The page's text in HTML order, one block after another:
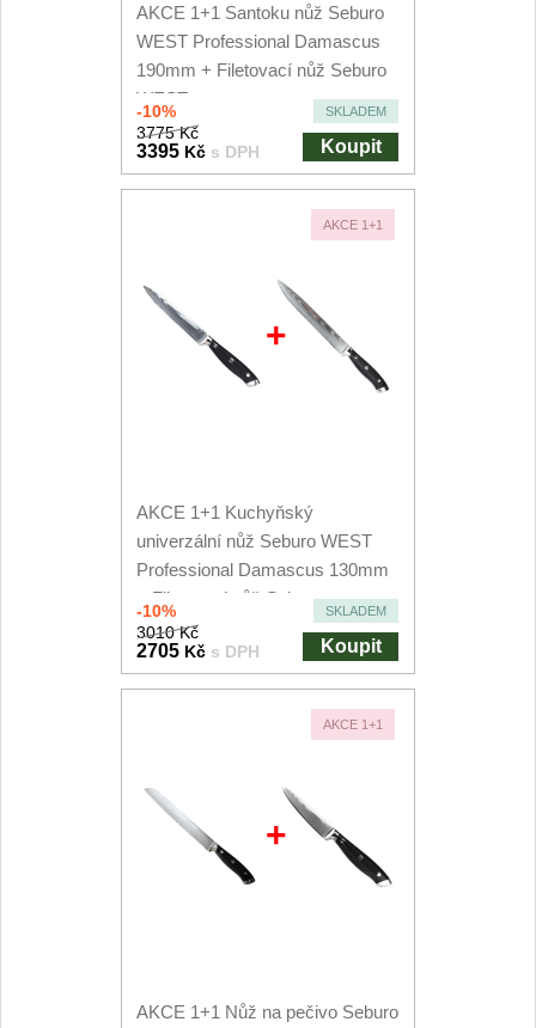
AKCE 1+1 Santoku nůž Seburo
WEST Professional Damascus
190mm + Filetovací nůž Seburo
WEST...
-10% SKLADEM
3775 Kč
3395 Kč s DPH Koupit
AKCE 1+1
+
AKCE 1+1 Kuchyňský
univerzální nůž Seburo WEST
Professional Damascus 130mm
+ Filetovací nůž Seburo...
-10% SKLADEM
3010 Kč
2705 Kč s DPH Koupit
AKCE 1+1
+
AKCE 1+1 Nůž na pečivo Seburo